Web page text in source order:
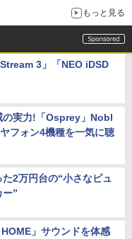
もっと見る
3」「NEO iDSD
の実力!「Osprey」Nobl
フォン4機種を一気に聴
2万円台の“小さなピュ
”
」サウンドを体感